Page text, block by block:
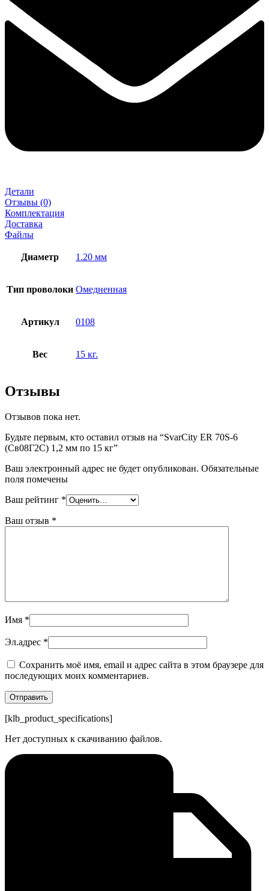
Детали
Отзывы (0)
Комплектация
Доставка
Файлы
Диаметр 1.20 мм
Тип проволоки Омедненная
Артикул 0108
Вес 15 кг.
Отзывы
Отзывов пока нет.
Будьте первым, кто оставил отзыв на “SvarCity ER 70S-6
(Св08Г2С) 1,2 мм по 15 кг”
Ваш электронный адрес не будет опубликован. Обязательные
поля помечены
Ваш рейтинг *
Ваш отзыв *
Имя *
Эл.адрес *
Сохранить моё имя, email и адрес сайта в этом браузере для
последующих моих комментариев.
[klb_product_specifications]
Нет доступных к скачиванию файлов.